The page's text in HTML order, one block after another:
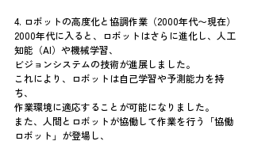
4. ロボットの高度化と協調作業（2000年代〜現在）
2000年代に入ると、ロボットはさらに進化し、人工
知能（AI）や機械学習、
ビジョンシステムの技術が進展しました。
これにより、ロボットは自己学習や予測能力を持
ち、
作業環境に適応することが可能になりました。
また、人間とロボットが協働して作業を行う「協働
ロボット」が登場し、